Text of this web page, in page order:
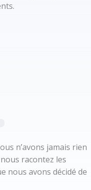
n’avons jamais rien
racontez les
nous avons décidé de